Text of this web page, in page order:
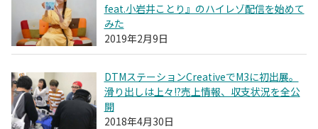
feat.小岩井ことり』のハイレゾ配信を始めて
みた
2019年2月9日
DTMステーションCreativeでM3に初出展。
滑り出しは上々!?売上情報、収支状況を全公
開
2018年4月30日